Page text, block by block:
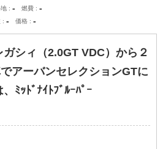
- 燃費 -
- 価格 -
シィ（2.0GT VDC）から２
アーバンセレクションGTに
ﾐｯﾄﾞﾅｲﾄﾌﾞﾙｰﾊﾟｰ